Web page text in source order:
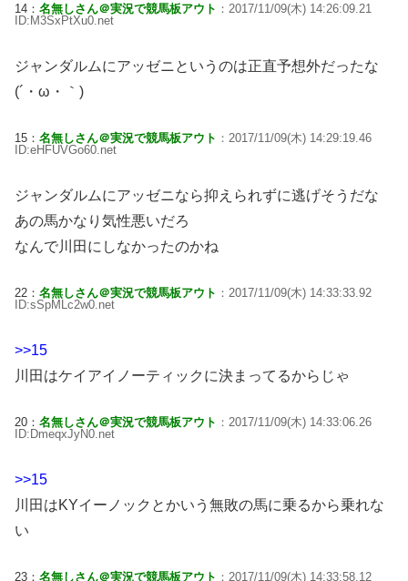
14： 名無しさん＠実況で競馬板アウト ：2017/11/09(木) 14:26:09.21
ID:M3SxPtXu0.net
ジャンダルムにアッゼニというのは正直予想外だったな
(´・ω・｀)
15： 名無しさん＠実況で競馬板アウト ：2017/11/09(木) 14:29:19.46
ID:eHFUVGo60.net
ジャンダルムにアッゼニなら抑えられずに逃げそうだな
あの馬かなり気性悪いだろ
なんで川田にしなかったのかね
22： 名無しさん＠実況で競馬板アウト ：2017/11/09(木) 14:33:33.92
ID:sSpMLc2w0.net
>>15
川田はケイアイノーティックに決まってるからじゃ
20： 名無しさん＠実況で競馬板アウト ：2017/11/09(木) 14:33:06.26
ID:DmeqxJyN0.net
>>15
川田はKYイーノックとかいう無敗の馬に乗るから乗れな
い
23： 名無しさん＠実況で競馬板アウト ：2017/11/09(木) 14:33:58.12